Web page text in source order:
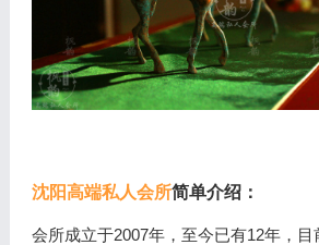
沈阳高端私人会所简单介绍：
会所成立于2007年，至今已有12年，